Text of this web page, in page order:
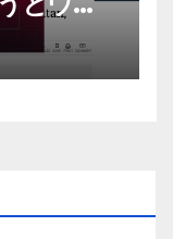
る –